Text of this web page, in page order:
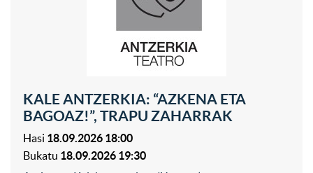
KALE ANTZERKIA: “AZKENA ETA
BAGOAZ!”, TRAPU ZAHARRAK
Hasi 18.09.2026 18:00
Bukatu 18.09.2026 19:30